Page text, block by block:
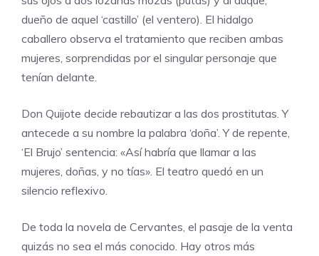
dueño de aquel ‘castillo’ (el ventero). El hidalgo
caballero observa el tratamiento que reciben ambas
mujeres, sorprendidas por el singular personaje que
tenían delante.
Don Quijote decide rebautizar a las dos prostitutas. Y
antecede a su nombre la palabra ‘doña’. Y de repente,
‘El Brujo’ sentencia: «Así habría que llamar a las
mujeres, doñas, y no tías». El teatro quedó en un
silencio reflexivo.
De toda la novela de Cervantes, el pasaje de la venta
quizás no sea el más conocido. Hay otros más